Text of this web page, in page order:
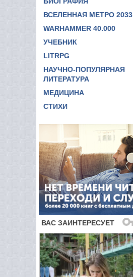
ВСЕЛЕННАЯ МЕТРО 2033
WARHAMMER 40.000
УЧЕБНИК
LITRPG
НАУЧНО-ПОПУЛЯРНАЯ
ЛИТЕРАТУРА
МЕДИЦИНА
СТИХИ